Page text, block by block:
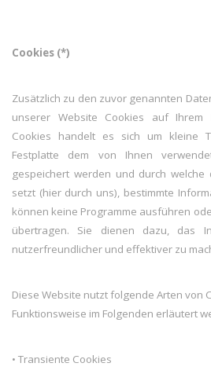
Cookies (*)
Zusätzlich zu den zuvor genannten
unserer Website Cookies auf Ihrem
Cookies handelt es sich um kleine
Festplatte dem von Ihnen
gespeichert werden und durch
setzt (hier durch uns), bestimmte
können keine Programme ausführen
übertragen. Sie dienen dazu, das
nutzerfreundlicher und effektiver zu
Diese Website nutzt folgende Arten von
Funktionsweise im Folgenden erläutert
• Transiente Cookies